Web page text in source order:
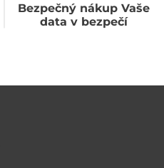
Bezpečný nákup Vaše
data v bezpečí